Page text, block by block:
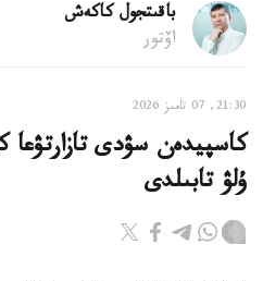
باقىتجول كاكەش
اۆتور
21:30, 07 تامىز 2026
كاسپيدەن سۋدى
ۇلۋ تابىلدى